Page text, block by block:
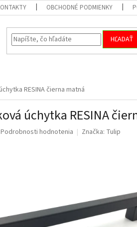
OBCHODNÉ PODMIENKY
HĽADAŤ
RESINA čierna matná
úchytka RESINA
Podrobnosti hodnotenia Značka: Tulip